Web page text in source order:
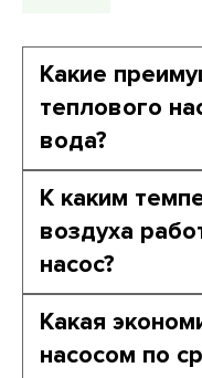
Какие
теплового
вода?
насосом
сравнению с
обогрева,
газового или
К каким
воздуха
насос?
работают даже
температуре до
Какая
насосом по